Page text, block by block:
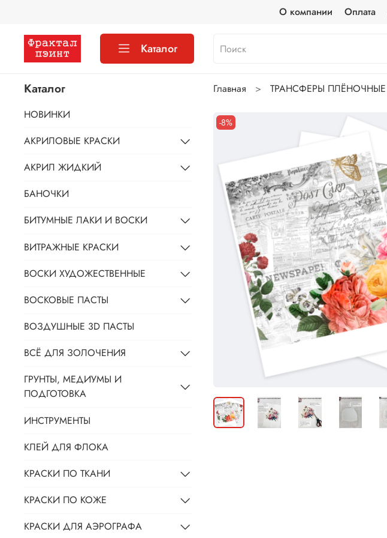
О компании Оплата
Каталог
Главная ТРАНСФЕРЫ ПЛЁНОЧНЫЕ
-8%
Каталог
НОВИНКИ
АКРИЛОВЫЕ КРАСКИ
АКРИЛ ЖИДКИЙ
БАНОЧКИ
БИТУМНЫЕ ЛАКИ И ВОСКИ
ВИТРАЖНЫЕ КРАСКИ
ВОСКИ ХУДОЖЕСТВЕННЫЕ
ВОСКОВЫЕ ПАСТЫ
ВОЗДУШНЫЕ 3D ПАСТЫ
ВСЁ ДЛЯ ЗОЛОЧЕНИЯ
ГРУНТЫ, МЕДИУМЫ И
ПОДГОТОВКА
ИНСТРУМЕНТЫ
КЛЕЙ ДЛЯ ФЛОКА
КРАСКИ ПО ТКАНИ
КРАСКИ ПО КОЖЕ
КРАСКИ ДЛЯ АЭРОГРАФА